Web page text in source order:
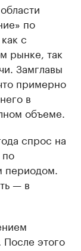
по
с
рынке, так
Замглавы
примерно
в
объеме.
спрос на
— в
После этого